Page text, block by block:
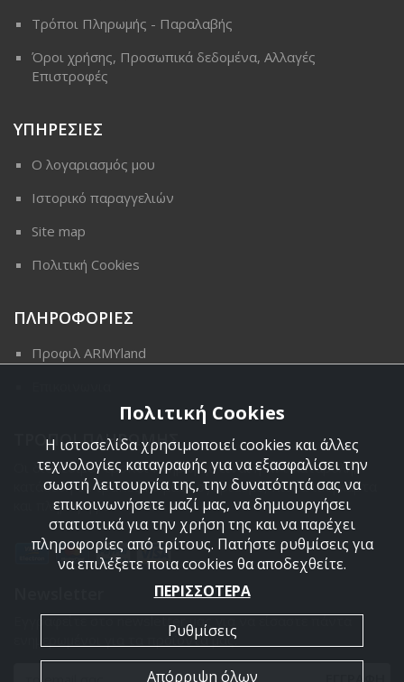
Τρόποι Πληρωμής - Παραλαβής
Όροι χρήσης, Προσωπικά δεδομένα, Αλλαγές
Επιστροφές
ΥΠΗΡΕΣΙΕΣ
Ο λογαριασμός μου
Ιστορικό παραγγελιών
Site map
Πολιτική Cookies
ΠΛΗΡΟΦΟΡΙΕΣ
Προφιλ ARMYland
ΤΡΟΠΟΙ ΠΛΗΡΩΜΗΣ
Οι διαθέσιμοι τρόποι πληρωμής είναι η Αντικαταβολή,
κατάθεση σε τραπεζικό μας λογαριασμό, πιστωτική κάρτα
και πληρωμή με PayPal.
Εγγραφείτε στο newsletter μας για να είσαστε πάντα
ενημερωμένοι για τα προϊόντα μας.
Πολιτική Cookies
Η ιστοσελίδα χρησιμοποιεί cookies και άλλες
τεχνολογίες καταγραφής για να εξασφαλίσει την
σωστή λειτουργία της, την δυνατότητά σας να
επικοινωνήσετε μαζί μας, να δημιουργήσει
στατιστικά για την χρήση της και να παρέχει
πληροφορίες από τρίτους. Πατήστε ρυθμίσεις για
να επιλέξετε ποια cookies θα αποδεχθείτε.
ΠΕΡΙΣΣΟΤΕΡΑ
Ρυθμίσεις
Απόρριψη όλων